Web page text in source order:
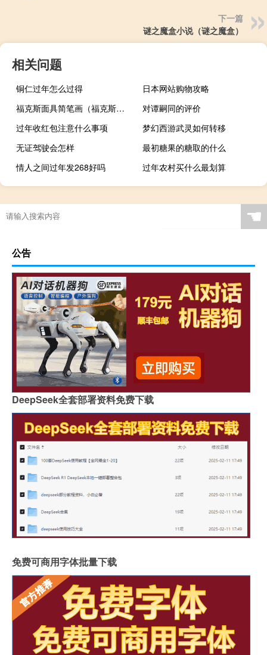
下一篇
谜之魔盒小说（谜之魔盒）
相关问题
铜仁过年怎么过得
日本网站购物攻略
福克斯面具简笔画（福克斯面具）
对谭嗣同的评价
过年收红包注意什么事项
梦幻西游武灵如何转移
无证驾驶会怎样
最初糖果的糖取的什么
情人之间过年发268好吗
过年农村买什么最划算
☚
公告
DeepSeek全套部署资料免费下载
免费可商用字体批量下载